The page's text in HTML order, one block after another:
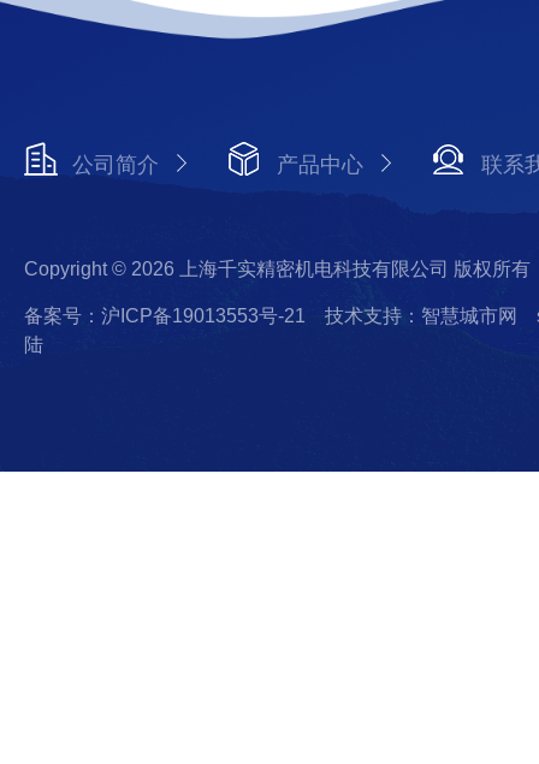
公司简介 产品中心 联系
Copyright © 2026 上海千实精密机电科技有限公司 版权所有
备案号：沪ICP备19013553号-21 技术支持：智慧城市网
陆